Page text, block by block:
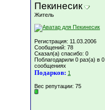
Пекинесик
Житель
Регистрация: 11.03.2006
Сообщений: 78
Сказал(а) спасибо: 0
Поблагодарили 0 раз(а) в 0
сообщениях
Подарков: 1
Вес репутации: 75